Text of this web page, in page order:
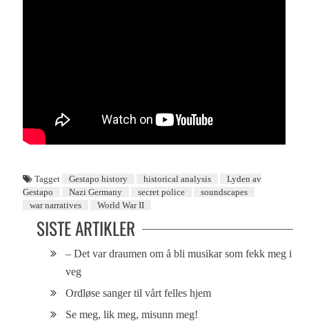
Tagget Gestapo history historical analysis
Lyden av
Gestapo
Nazi Germany secret police
soundscapes
war narratives
World War II
SISTE ARTIKLER
– Det var draumen om å bli musikar som fekk meg i
veg
Ordløse sanger til vårt felles hjem
Se meg, lik meg, misunn meg!